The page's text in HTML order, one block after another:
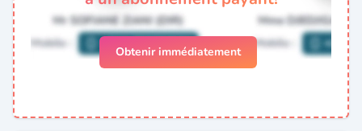
Obtenir immédiatement